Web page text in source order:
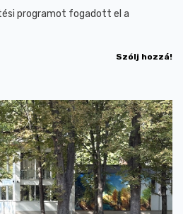
programot fogadott el a
Szólj hozzá!